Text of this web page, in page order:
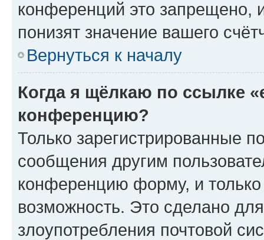
конференций это запрещено,
понизят значение вашего
Вернуться к началу
Когда я щёлкаю по ссылке
конференцию?
Только зарегистрированные
сообщения другим
конференцию форму, и
возможность. Это сделано
злоупотребления почтовой